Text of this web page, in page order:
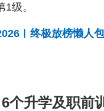
1级。
终极放榜懒人
个升学及职前